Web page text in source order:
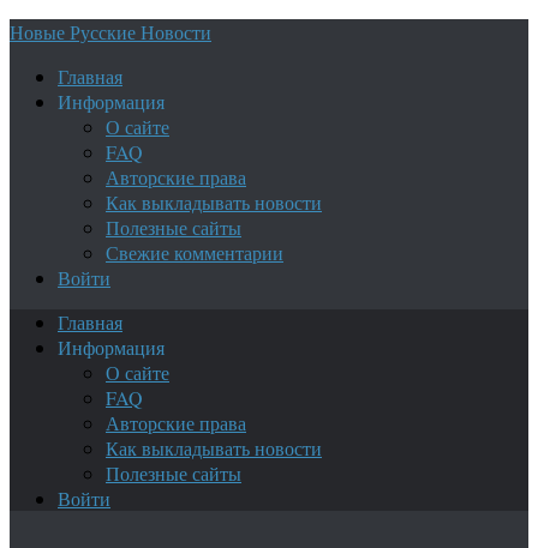
Новые Русские Новости
Главная
Информация
О сайте
FAQ
Авторские права
Как выкладывать новости
Полезные сайты
Свежие комментарии
Войти
Главная
Информация
О сайте
FAQ
Авторские права
Как выкладывать новости
Полезные сайты
Войти